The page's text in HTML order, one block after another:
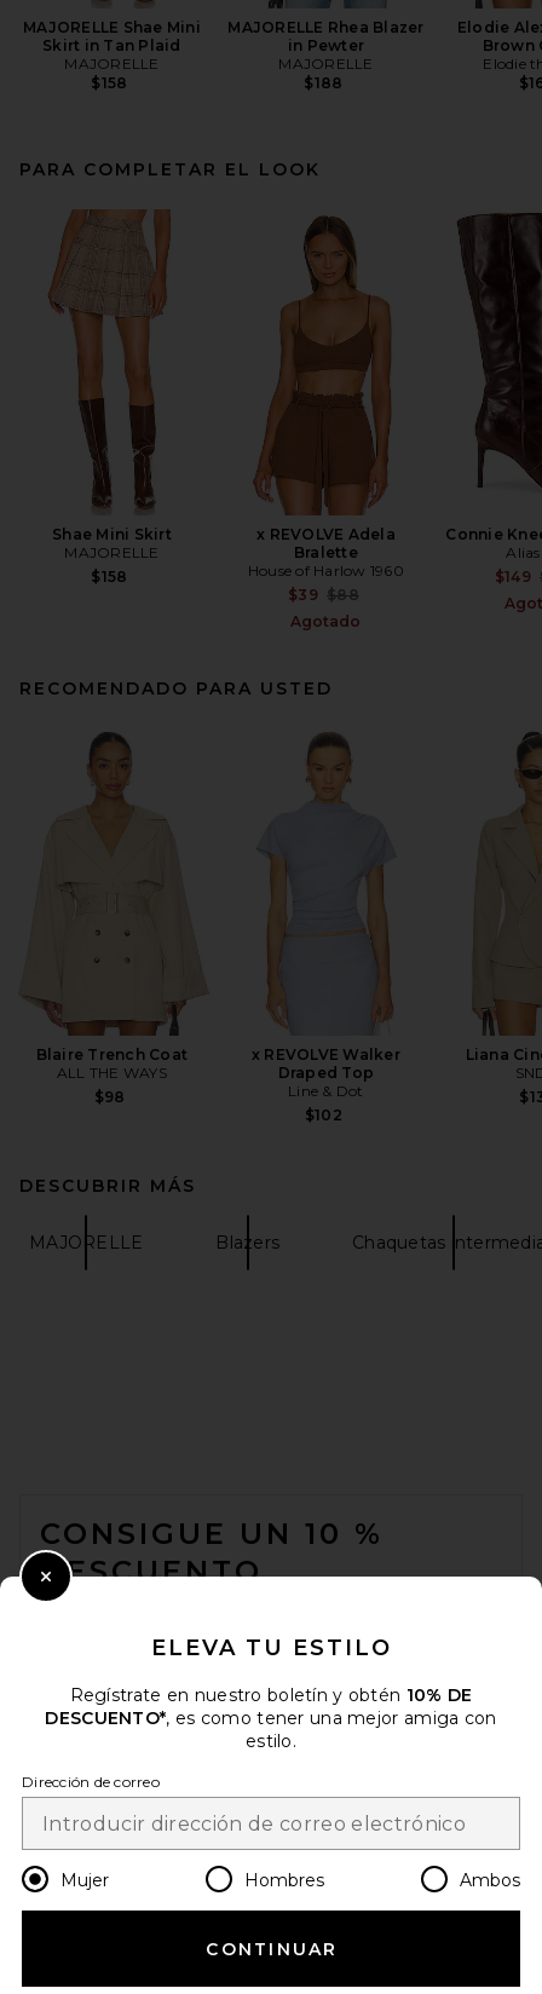
MAJORELLE Shae Mini
Skirt in Tan Plaid
MAJORELLE
$158
MAJORELLE Rhea Blazer
in Pewter
MAJORELLE
$188
Elodie
Brown
Elodie
PARA COMPLETAR EL LOOK
Shae Mini Skirt
MAJORELLE
$158
x REVOLVE Adela
Bralette
House of Harlow 1960
$39 Previous price:
$88
Agotado
Connie
$149
RECOMENDADO PARA USTED
Blaire Trench Coat
ALL THE WAYS
$98
x REVOLVE Walker
Draped Top
Line & Dot
$102
Liana
DESCUBRIR MÁS
MAJORELLE Blazers Chaquetas
CONSIGUE UN 10 %
DESCUENTO
electrónico. Puede retirarse en cualquier momento.
Email Address
Change Country Regions
es USD
¡AYÚDANOS A MEJORAR!
ELEVA TU ESTILO
Regístrate en nuestro boletín y obtén 10% DE
DESCUENTO*, es como tener una mejor amiga con
estilo.
Dirección de correo
Mujer Hombres Ambos
CONTINUAR
Close Modal